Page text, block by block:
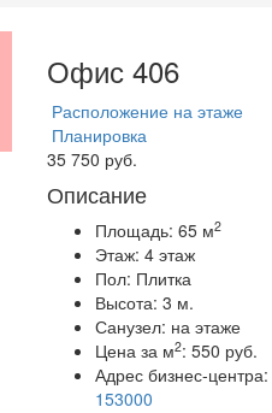
Офис 406
Расположение на этаже
Планировка
35 750 руб.
Описание
Площадь: 65 м2
Этаж: 4 этаж
Пол: Плитка
Высота: 3 м.
Санузел: на этаже
Цена за м2: 550 руб.
Адрес бизнес-центра:
153000